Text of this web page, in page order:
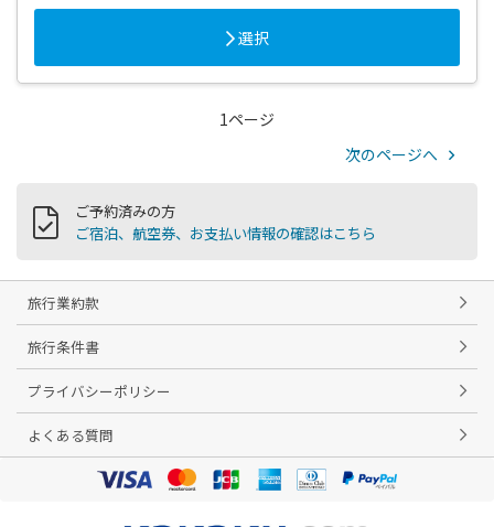
選択
1ページ
次のページへ
ご予約済みの方
ご宿泊、航空券、お支払い情報の確認はこちら
旅行業約款
旅行条件書
プライバシーポリシー
よくある質問